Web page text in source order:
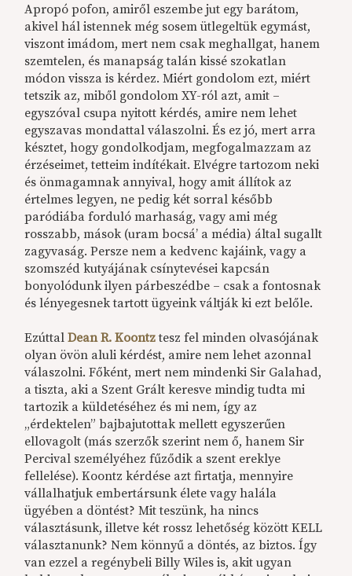
Apropó pofon, amiről eszembe jut egy barátom,
akivel hál istennek még sosem ütlegeltük egymást,
viszont imádom, mert nem csak meghallgat, hanem
szemtelen, és manapság talán kissé szokatlan
módon vissza is kérdez. Miért gondolom ezt, miért
tetszik az, miből gondolom XY-ról azt, amit –
egyszóval csupa nyitott kérdés, amire nem lehet
egyszavas mondattal válaszolni. És ez jó, mert arra
késztet, hogy gondolkodjam, megfogalmazzam az
érzéseimet, tetteim indítékait. Elvégre tartozom neki
és önmagamnak annyival, hogy amit állítok az
értelmes legyen, ne pedig két sorral később
paródiába forduló marhaság, vagy ami még
rosszabb, mások (uram bocsá’ a média) által sugallt
zagyvaság. Persze nem a kedvenc kajáink, vagy a
szomszéd kutyájának csínytevései kapcsán
bonyolódunk ilyen párbeszédbe – csak a fontosnak
és lényegesnek tartott ügyeink váltják ki ezt belőle.
EzúttalDean R. Koontztesz fel minden olvasójának
olyan övön aluli kérdést, amire nem lehet azonnal
válaszolni. Főként, mert nem mindenki Sir Galahad,
a tiszta, aki a Szent Grált keresve mindig tudta mi
tartozik a küldetéséhez és mi nem, így az
„érdektelen” bajbajutottak mellett egyszerűen
ellovagolt (más szerzők szerint nem ő, hanem Sir
Percival személyéhez fűződik a szent ereklye
fellelése). Koontz kérdése azt firtatja, mennyire
vállalhatjuk embertársunk élete vagy halála
ügyében a döntést? Mit teszünk, ha nincs
választásunk, illetve két rossz lehetőség között KELL
választanunk? Nem könnyű a döntés, az biztos. Így
van ezzel a regénybeli Billy Wiles is, akit ugyan